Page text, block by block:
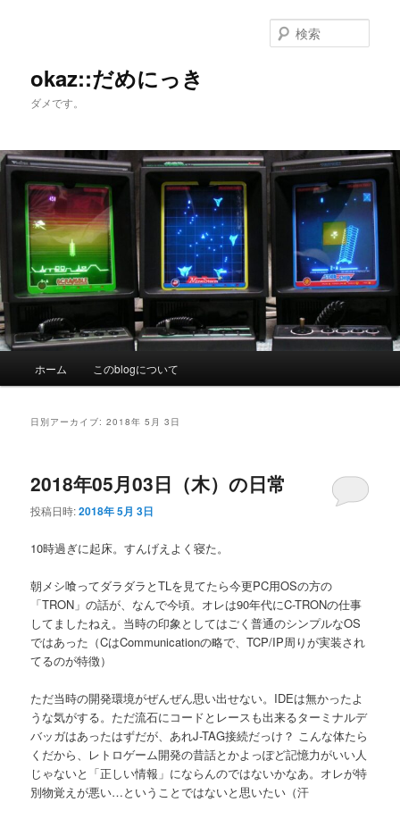
へ
移
移
動
okaz::だめにっき
ダメです。
索
ホーム このblogについて
日別アーカイブ:2018年 5月 3日
2018年05月03日（木）の日常
投稿日時:2018年 5月 3日
10時過ぎに起床。すんげえよく寝た。
朝メシ喰ってダラダラとTLを見てたら今更PC用OSの方の
「TRON」の話が、なんで今頃。オレは90年代にC-TRONの仕事
してましたねえ。当時の印象としてはごく普通のシンプルなOS
ではあった（CはCommunicationの略で、TCP/IP周りが実装され
てるのが特徴）
ただ当時の開発環境がぜんぜん思い出せない。IDEは無かったよ
うな気がする。ただ流石にコードとレースも出来るターミナルデ
バッガはあったはずだが、あれJ-TAG接続だっけ？ こんな体たら
くだから、レトロゲーム開発の昔話とかよっぽど記憶力がいい人
じゃないと「正しい情報」にならんのではないかなあ。オレが特
別物覚えが悪い…ということではないと思いたい（汗